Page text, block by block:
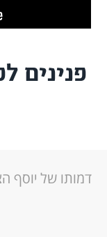
פנינים
דמותו של יוסף